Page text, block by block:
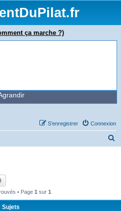
ça marche ?)
Connexion
S’enregistrer
• Page 1 sur 1
Sujets